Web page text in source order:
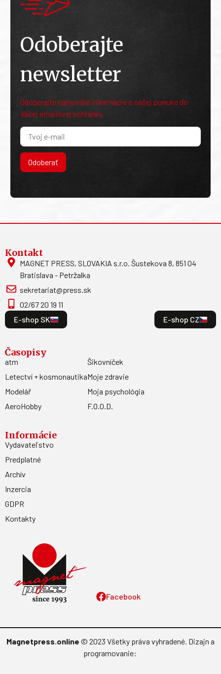
Odoberajte
newsletter
Odoberajte najnovšie informácie o našej ponuke do
Vašej emailovej schránky.
Odoberať
Facebook
Kontakt
MAGNET PRESS, SLOVAKIA s.r.o. Šustekova 8, 851 04
Bratislava - Petržalka
sekretariat@press.sk
02/67 20 19 11
E-shop SK
E-shop CZ
Časopisy
atm
Letectví + kosmonautika
Modelář
AeroHobby
Šikovníček
Moje zdravie
Moja psychológia
F.O.O.D.
Informácie
Vydavateľstvo
Predplatné
Archív
Inzercia
GDPR
Kontakty
Magnetpress.online © 2023 Všetky práva vyhradené. Dizajn a
programovanie: